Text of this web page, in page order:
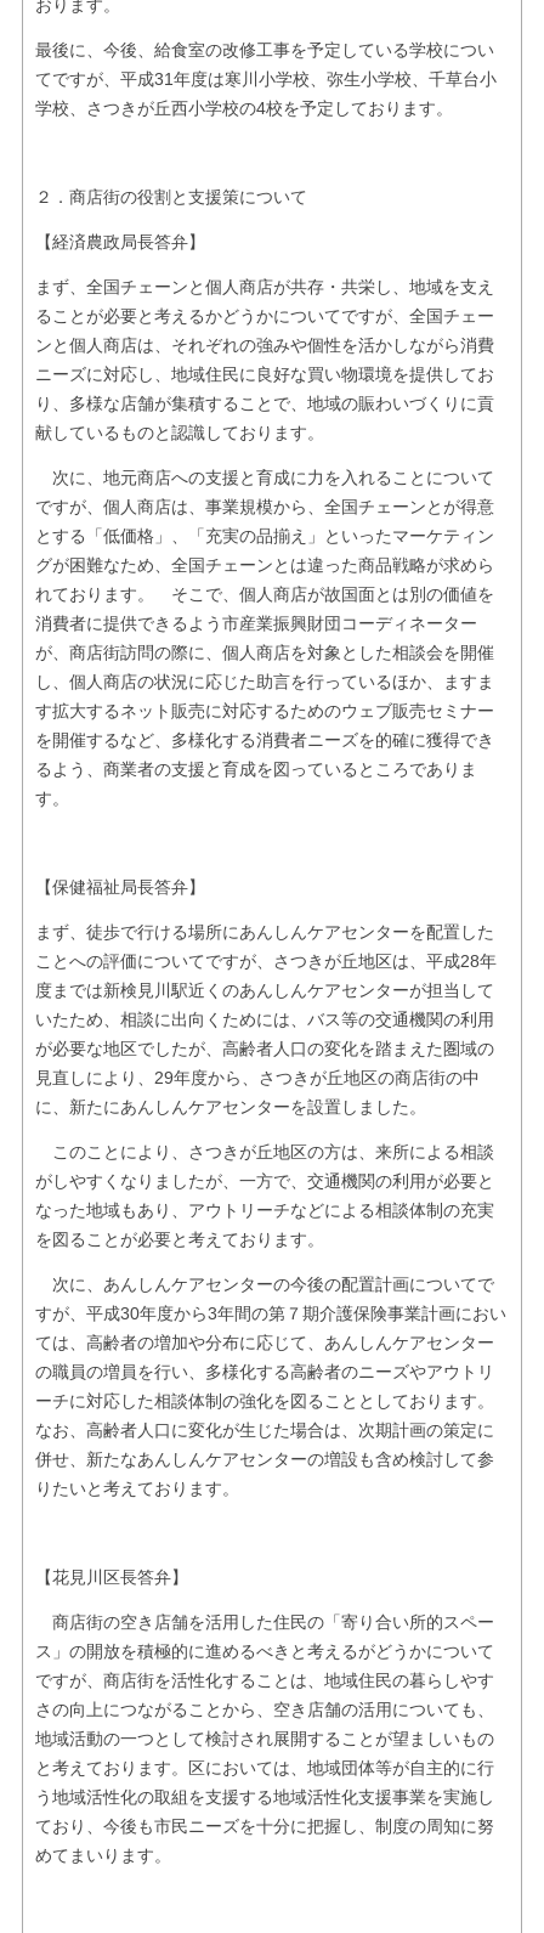
おります。
最後に、今後、給食室の改修工事を予定している学校につい
てですが、平成31年度は寒川小学校、弥生小学校、千草台小
学校、さつきが丘西小学校の4校を予定しております。
２．商店街の役割と支援策について
【経済農政局長答弁】
まず、全国チェーンと個人商店が共存・共栄し、地域を支え
ることが必要と考えるかどうかについてですが、全国チェー
ンと個人商店は、それぞれの強みや個性を活かしながら消費
ニーズに対応し、地域住民に良好な買い物環境を提供してお
り、多様な店舗が集積することで、地域の賑わいづくりに貢
献しているものと認識しております。
次に、地元商店への支援と育成に力を入れることについて
ですが、個人商店は、事業規模から、全国チェーンとが得意
とする「低価格」、「充実の品揃え」といったマーケティン
グが困難なため、全国チェーンとは違った商品戦略が求めら
れております。 そこで、個人商店が故国面とは別の価値を
消費者に提供できるよう市産業振興財団コーディネーター
が、商店街訪問の際に、個人商店を対象とした相談会を開催
し、個人商店の状況に応じた助言を行っているほか、ますま
す拡大するネット販売に対応するためのウェブ販売セミナー
を開催するなど、多様化する消費者ニーズを的確に獲得でき
るよう、商業者の支援と育成を図っているところでありま
す。
【保健福祉局長答弁】
まず、徒歩で行ける場所にあんしんケアセンターを配置した
ことへの評価についてですが、さつきが丘地区は、平成28年
度までは新検見川駅近くのあんしんケアセンターが担当して
いたため、相談に出向くためには、バス等の交通機関の利用
が必要な地区でしたが、高齢者人口の変化を踏まえた圏域の
見直しにより、29年度から、さつきが丘地区の商店街の中
に、新たにあんしんケアセンターを設置しました。
このことにより、さつきが丘地区の方は、来所による相談
がしやすくなりましたが、一方で、交通機関の利用が必要と
なった地域もあり、アウトリーチなどによる相談体制の充実
を図ることが必要と考えております。
次に、あんしんケアセンターの今後の配置計画についてで
すが、平成30年度から3年間の第７期介護保険事業計画におい
ては、高齢者の増加や分布に応じて、あんしんケアセンター
の職員の増員を行い、多様化する高齢者のニーズやアウトリ
ーチに対応した相談体制の強化を図ることとしております。
なお、高齢者人口に変化が生じた場合は、次期計画の策定に
併せ、新たなあんしんケアセンターの増設も含め検討して参
りたいと考えております。
【花見川区長答弁】
商店街の空き店舗を活用した住民の「寄り合い所的スペー
ス」の開放を積極的に進めるべきと考えるがどうかについて
ですが、商店街を活性化することは、地域住民の暮らしやす
さの向上につながることから、空き店舗の活用についても、
地域活動の一つとして検討され展開することが望ましいもの
と考えております。区においては、地域団体等が自主的に行
う地域活性化の取組を支援する地域活性化支援事業を実施し
ており、今後も市民ニーズを十分に把握し、制度の周知に努
めてまいります。